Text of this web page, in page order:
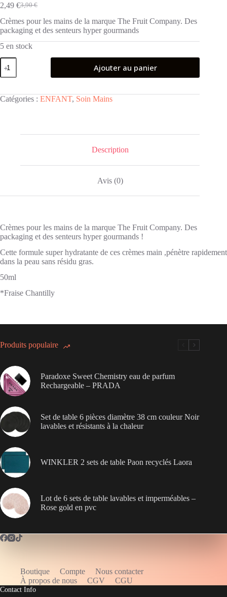
3,90€
Le
prix
initial
était :
3,90 €.
2,49 €Le
prix
actuel
est :
2,49 €.
Crèmes pour les mains de la marque The Fruit Company. Des
packaging et des senteurs hyper gourmands
5 en stock
quantité
de
Crème
les
mains
Ajouter au panier
Catégories : ENFANT, Soin Mains
Description
Avis (0)
Crèmes pour les mains de la marque The Fruit Company. Des
packaging et des senteurs hyper gourmands !
Cette formule super hydratante de ces crèmes main ,pénètre rapidement
dans la peau sans résidu gras.
50ml
*Fraise Chantilly
Produits populaire
Paradoxe Sweet Chemistry eau de parfum
Rechargeable – PRADA
Set de table 6 pièces diamètre 38 cm couleur Noir
lavables et résistants à la chaleur
WINKLER 2 sets de table Paon recyclés Laora
Lot de 6 sets de table lavables et imperméables –
Rose gold en pvc
Boutique Compte
Nous contacter
À propos de nous
CGV CGU
Contact Info
WELCOME5